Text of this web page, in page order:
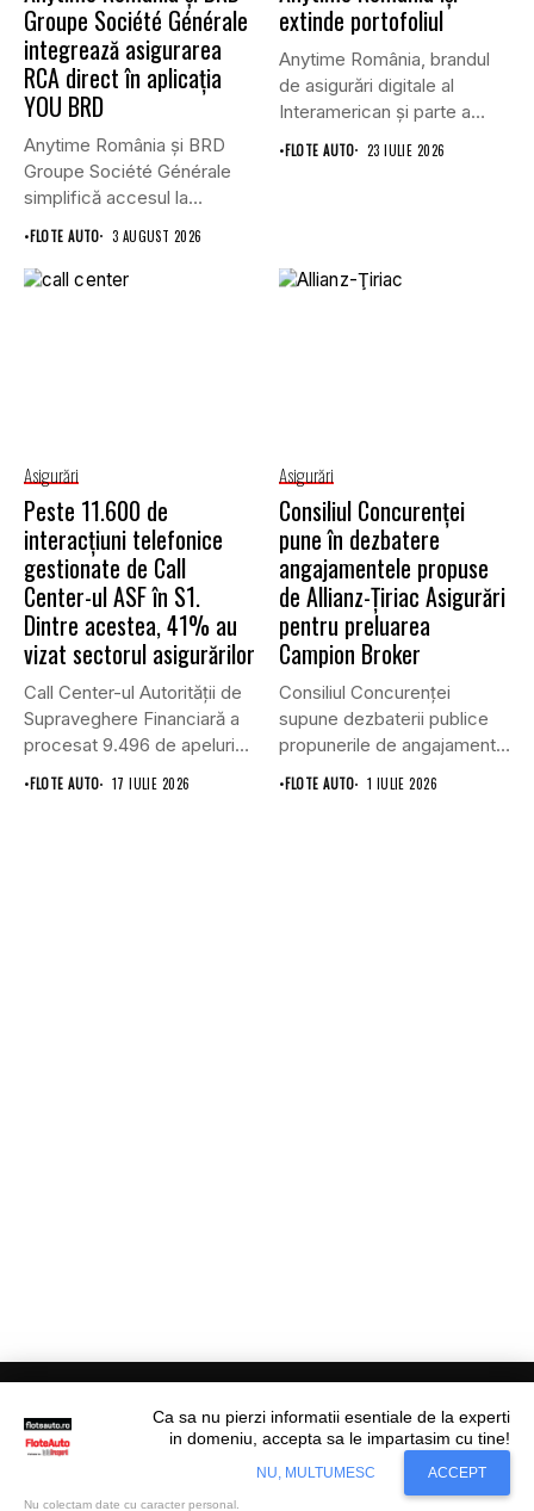
Groupe Société Générale
integrează asigurarea
RCA direct în aplicația
YOU BRD
Anytime România și BRD
Groupe Société Générale
simplifică accesul la
asigurările auto...
•FLOTE AUTO 3 AUGUST 2026
extinde portofoliul
Anytime România, brandul
de asigurări digitale al
Interamerican și parte a
Grupului...
•FLOTE AUTO 23 IULIE 2026
Asigurări
Peste 11.600 de
interacțiuni telefonice
gestionate de Call
Center-ul ASF în S1.
Dintre acestea, 41% au
vizat sectorul asigurărilor
Call Center-ul Autorității de
Supraveghere Financiară a
procesat 9.496 de apeluri
primite...
•FLOTE AUTO 17 IULIE 2026
Asigurări
Consiliul Concurenţei
pune în dezbatere
angajamentele propuse
de Allianz-Ţiriac Asigurări
pentru preluarea
Campion Broker
Consiliul Concurenţei
supune dezbaterii publice
propunerile de angajamente
formulate de Allianz-Ţiriac
•FLOTE AUTO 1 IULIE 2026
© Flote Auto. Toate drepturile rezervate.
JuridicFinanciarAnalize De Piață Transporturi
Situl nostru utilizeaza cookies. Ce inseamna
Accept
Ca sa nu pierzi informatii esentiale de la experti
in domeniu, accepta sa le impartasim cu tine!
NU, MULTUMESC ACCEPT
Nu colectam date cu caracter personal.